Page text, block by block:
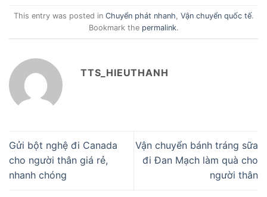
This entry was posted in Chuyển phát nhanh Vận chuyển quốc tế.
Bookmark the permalink.
TTS_HIEUTHANH
Gửi bột nghệ đi Canada
cho người thân giá rẻ,
nhanh chóng
Vận chuyển bánh tráng sữa
đi Đan Mạch làm quà cho
người thân